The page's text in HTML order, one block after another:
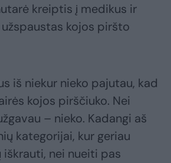
kreiptis į medikus ir
kojos piršto
iš niekur nieko pajutau, kad
kojos pirščiuko. Nei
– nieko. Kadangi aš
kategorijai, kur geriau
iškrauti, nei nueiti pas